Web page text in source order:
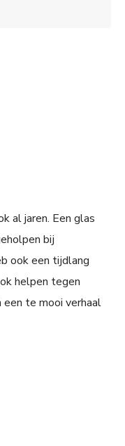
al jaren. Een glas
bij
ook een tijdlang
helpen tegen
een te mooi verhaal